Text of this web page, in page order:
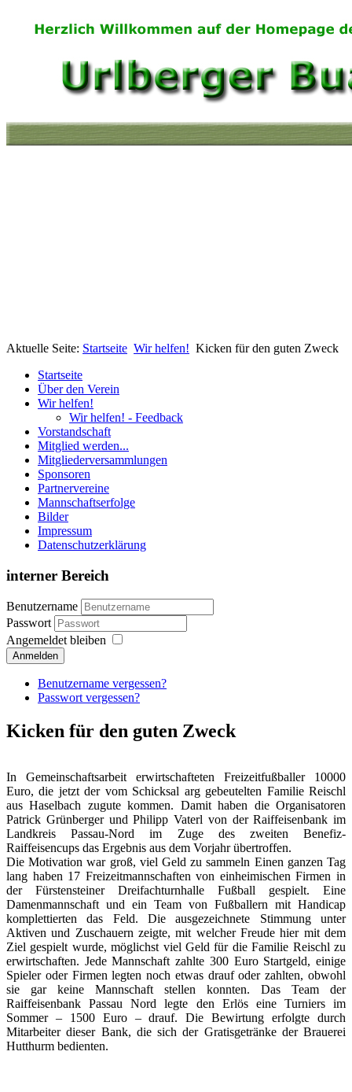
Aktuelle Seite: Startseite Wir helfen! Kicken für den guten Zweck
Startseite
Über den Verein
Wir helfen!
Wir helfen! - Feedback
Vorstandschaft
Mitglied werden...
Mitgliederversammlungen
Sponsoren
Partnervereine
Mannschaftserfolge
Bilder
Impressum
Datenschutzerklärung
interner Bereich
Benutzername
Passwort
Angemeldet bleiben
Anmelden
Benutzername vergessen?
Passwort vergessen?
Kicken für den guten Zweck
In Gemeinschaftsarbeit erwirtschafteten Freizeitfußballer 10000
Euro, die jetzt der vom Schicksal arg gebeutelten Familie Reischl
aus Haselbach zugute kommen. Damit haben die Organisatoren
Patrick Grünberger und Philipp Vaterl von der Raiffeisenbank im
Landkreis Passau-Nord im Zuge des zweiten Benefiz-
Raiffeisencups das Ergebnis aus dem Vorjahr übertroffen.
Die Motivation war groß, viel Geld zu sammeln Einen ganzen Tag
lang haben 17 Freizeitmannschaften von einheimischen Firmen in
der Fürstensteiner Dreifachturnhalle Fußball gespielt. Eine
Damenmannschaft und ein Team von Fußballern mit Handicap
komplettierten das Feld. Die ausgezeichnete Stimmung unter
Aktiven und Zuschauern zeigte, mit welcher Freude hier mit dem
Ziel gespielt wurde, möglichst viel Geld für die Familie Reischl zu
erwirtschaften. Jede Mannschaft zahlte 300 Euro Startgeld, einige
Spieler oder Firmen legten noch etwas drauf oder zahlten, obwohl
sie gar keine Mannschaft stellen konnten. Das Team der
Raiffeisenbank Passau Nord legte den Erlös eine Turniers im
Sommer – 1500 Euro – drauf. Die Bewirtung erfolgte durch
Mitarbeiter dieser Bank, die sich der Gratisgetränke der Brauerei
Hutthurm bedienten.